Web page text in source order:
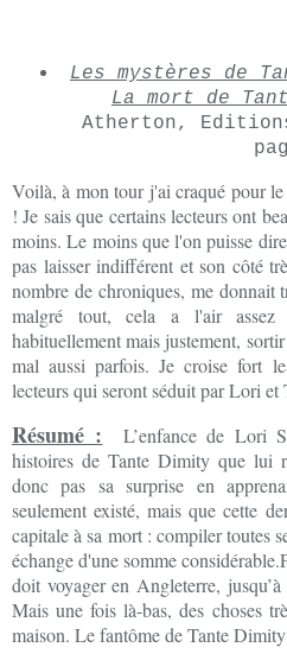
Les mystères de
La mort de
Atherton,
Voilà, à mon tour j'ai craqué pour
! Je sais que certains lecteurs ont
moins. Le moins que l'on puisse
pas laisser indifférent et son côté
nombre de chroniques, me donnait
malgré tout, cela a l'air
habituellement mais justement,
mal aussi parfois. Je croise fort
lecteurs qui seront séduit par Lori
Résumé : L’enfance de Lori
histoires de Tante Dimity que lui
donc pas sa surprise en
seulement existé, mais que cette
capitale à sa mort : compiler toutes
échange d'une somme
doit voyager en Angleterre,
Mais une fois là-bas, des choses
maison. Le fantôme de Tante